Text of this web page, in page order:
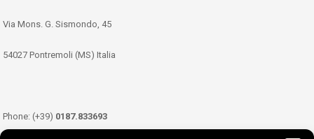
Via Mons. G. Sismondo, 45
54027 Pontremoli (MS) Italia
Phone: (+39) 0187.833693